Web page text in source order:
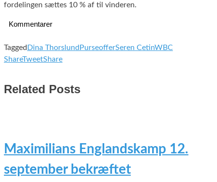
fordelingen sættes 10 % af til vinderen.
Kommentarer
Tagged Dina Thorslund PurseofferSeren CetinWBC
ShareTweetShare
Related Posts
Maximilians Englandskamp 12.
september bekræftet